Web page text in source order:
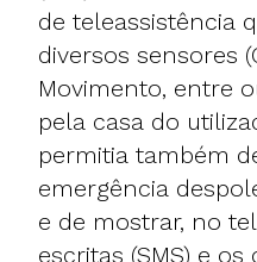
de teleassistência
diversos sensores
Movimento, entre
pela casa do
permitia também
emergência
e de mostrar, no
escritas (SMS) e